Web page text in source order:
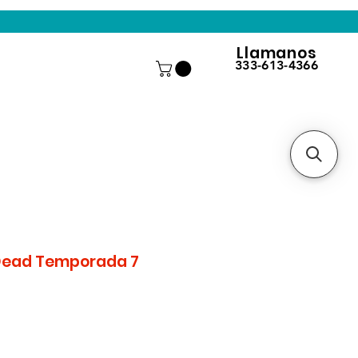
Llamanos
333-613-4366
Temporada 7